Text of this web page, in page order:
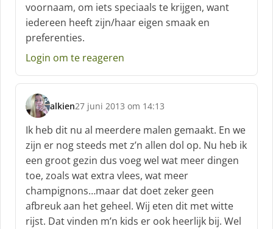
voornaam, om iets speciaals te krijgen, want
iedereen heeft zijn/haar eigen smaak en
preferenties.
Login om te reageren
alkien
s
c
h
r
e
e
f
27 juni 2013 om 14:13
Ik heb dit nu al meerdere malen gemaakt. En we
zijn er nog steeds met z’n allen dol op. Nu heb ik
een groot gezin dus voeg wel wat meer dingen
toe, zoals wat extra vlees, wat meer
champignons…maar dat doet zeker geen
afbreuk aan het geheel. Wij eten dit met witte
rijst. Dat vinden m’n kids er ook heerlijk bij. Wel